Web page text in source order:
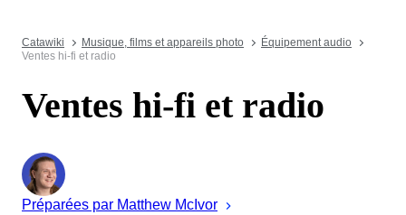
Catawiki Musique, films et appareils photo
Équipement audio
Ventes hi-fi et radio
Ventes hi-fi et radio
Préparées par Matthew McIvor